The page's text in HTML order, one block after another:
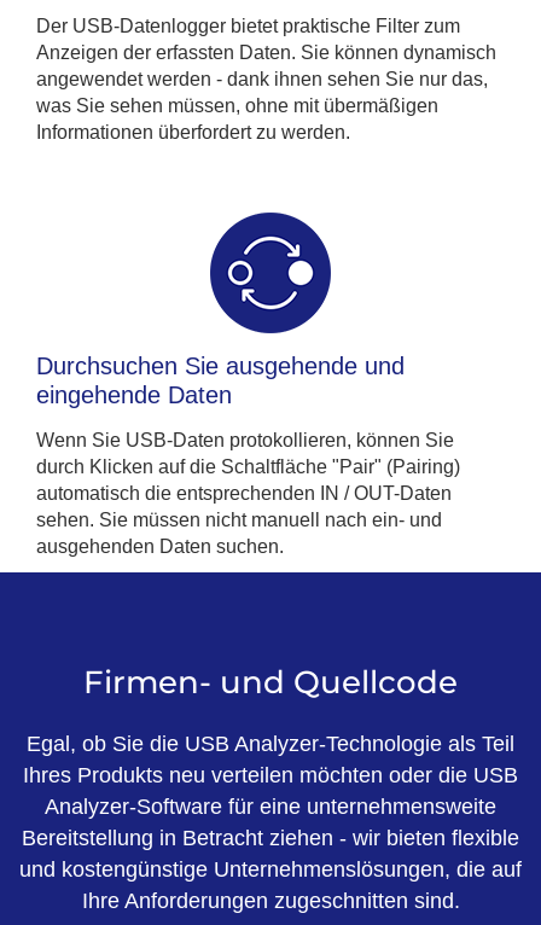
Der USB-Datenlogger bietet praktische Filter zum
Anzeigen der erfassten Daten. Sie können dynamisch
angewendet werden - dank ihnen sehen Sie nur das,
was Sie sehen müssen, ohne mit übermäßigen
Informationen überfordert zu werden.
Durchsuchen Sie ausgehende und
eingehende Daten
Wenn Sie USB-Daten protokollieren, können Sie
durch Klicken auf die Schaltfläche "Pair" (Pairing)
automatisch die entsprechenden IN / OUT-Daten
sehen. Sie müssen nicht manuell nach ein- und
ausgehenden Daten suchen.
Firmen- und Quellcode
Egal, ob Sie die USB Analyzer-Technologie als Teil
Ihres Produkts neu verteilen möchten oder die USB
Analyzer-Software für eine unternehmensweite
Bereitstellung in Betracht ziehen - wir bieten flexible
und kostengünstige Unternehmenslösungen, die auf
Ihre Anforderungen zugeschnitten sind.